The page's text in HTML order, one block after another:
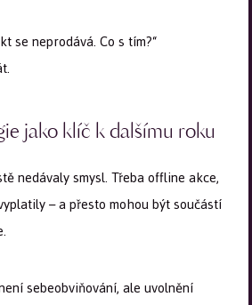
se neprodává. Co s tím?“
jako klíč k dalšímu roku
nedávaly smysl. Třeba offline akce,
– a přesto mohou být součástí
sebeobviňování, ale uvolnění